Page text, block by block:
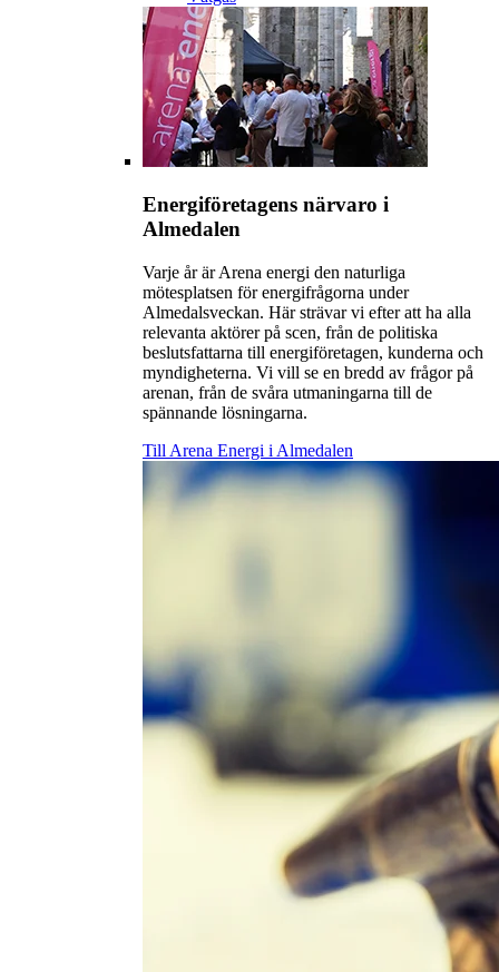
Energiföretagens närvaro i
Almedalen
Varje år är Arena energi den naturliga
mötesplatsen för energifrågorna under
Almedalsveckan. Här strävar vi efter att ha alla
relevanta aktörer på scen, från de politiska
beslutsfattarna till energiföretagen, kunderna och
myndigheterna. Vi vill se en bredd av frågor på
arenan, från de svåra utmaningarna till de
spännande lösningarna.
Till Arena Energi i Almedalen